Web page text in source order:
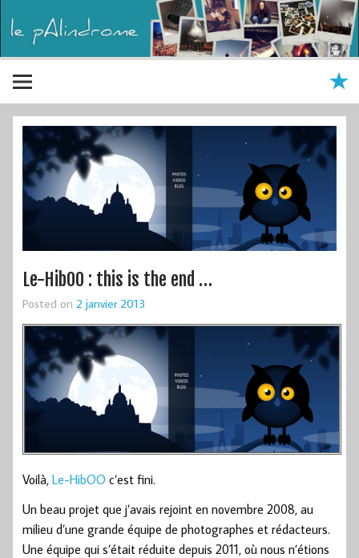
Le-HibOO : this is the end …
Posted on 2 janvier 2013
Voilà, Le-HibOO c’est fini.
Un beau projet que j’avais rejoint en novembre 2008, au
milieu d’une grande équipe de photographes et rédacteurs.
Une équipe qui s’était réduite depuis 2011, où nous n’étions